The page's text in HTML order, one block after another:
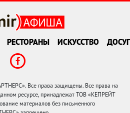
РЕСТОРАНЫ ИСКУССТВО ДОСУГ
Все права защищены. Все права на
ресурсе, принадлежат ТОВ «КЕПРЕЙТ
материалов без письменного